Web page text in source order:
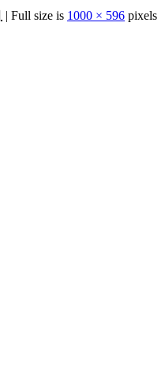
| Full size is 1000 × 596 pixels